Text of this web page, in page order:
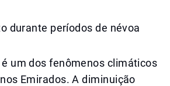
durante períodos de névoa
um dos fenômenos climáticos
Emirados. A diminuição